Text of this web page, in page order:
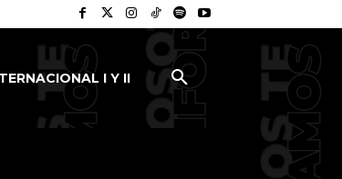
I Y II